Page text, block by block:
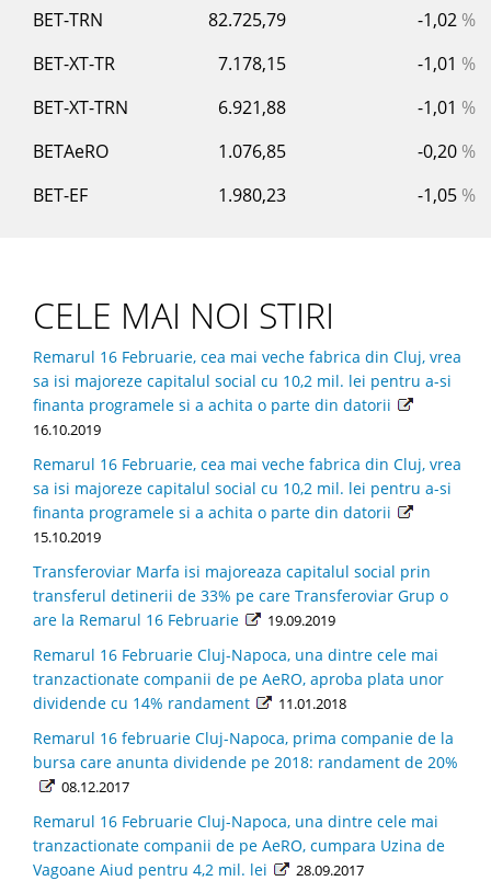
BET-TRN 82.725,79 -1,02 %
BET-XT-TR
7.178,15 -1,01 %
BET-XT-TRN
6.921,88 -1,01 %
BETAeRO
1.076,85 -0,20 %
BET-EF
1.980,23 -1,05 %
CELE MAI NOI STIRI
Remarul 16 Februarie, cea mai veche fabrica din Cluj, vrea
sa isi majoreze capitalul social cu 10,2 mil. lei pentru a-si
finanta programele si a achita o parte din datorii
16.10.2019
Remarul 16 Februarie, cea mai veche fabrica din Cluj, vrea
sa isi majoreze capitalul social cu 10,2 mil. lei pentru a-si
finanta programele si a achita o parte din datorii
15.10.2019
Transferoviar Marfa isi majoreaza capitalul social prin
transferul detinerii de 33% pe care Transferoviar Grup o
are la Remarul 16 Februarie
19.09.2019
Remarul 16 Februarie Cluj-Napoca, una dintre cele mai
tranzactionate companii de pe AeRO, aproba plata unor
dividende cu 14% randament
11.01.2018
Remarul 16 februarie Cluj-Napoca, prima companie de la
bursa care anunta dividende pe 2018: randament de 20%
08.12.2017
Remarul 16 Februarie Cluj-Napoca, una dintre cele mai
tranzactionate companii de pe AeRO, cumpara Uzina de
Vagoane Aiud pentru 4,2 mil. lei
28.09.2017